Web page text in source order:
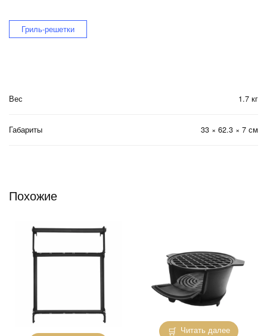
Гриль-решетки
Вес 1.7 кг
Габариты 33 × 62.3 × 7 см
Похожие
Читать далее